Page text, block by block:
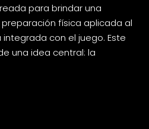
para brindar una
física aplicada al
con el juego. Este
una idea central: la